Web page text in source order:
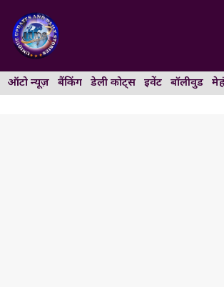
content
ऑटो न्यूज़ बैंकिंग डेली कोट्स इवेंट बॉलीवुड